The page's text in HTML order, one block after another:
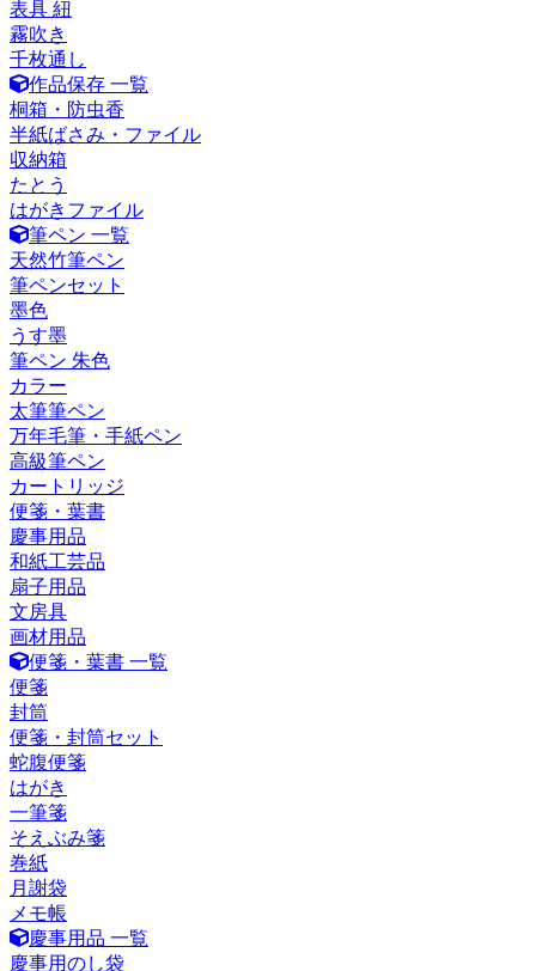
表具 紐
霧吹き
千枚通し
作品保存 一覧
桐箱・防虫香
半紙ばさみ・ファイル
収納箱
たとう
はがきファイル
筆ペン 一覧
天然竹筆ペン
筆ペンセット
墨色
うす墨
筆ペン 朱色
カラー
太筆筆ペン
万年毛筆・手紙ペン
高級筆ペン
カートリッジ
便箋・葉書
慶事用品
和紙工芸品
扇子用品
文房具
画材用品
便箋・葉書 一覧
便箋
封筒
便箋・封筒セット
蛇腹便箋
はがき
一筆箋
そえぶみ箋
巻紙
月謝袋
メモ帳
慶事用品 一覧
慶事用のし袋